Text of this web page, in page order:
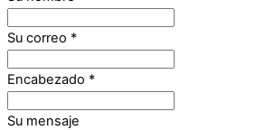
Su correo *
Encabezado *
Su mensaje